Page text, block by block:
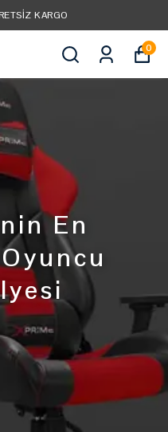
VADE FARKSIZ 3 TAKSIT!
0
En